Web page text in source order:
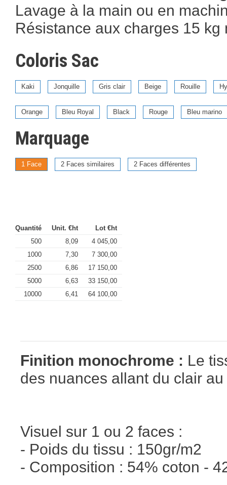
Lavage à la main ou en
Résistance aux charges 15 kg
Coloris Sac
Kaki Jonquille Gris clair Beige Rouille
Orange Bleu Royal Black Rouge Bleu marino
Marquage
1 Face 2 Faces similaires 2 Faces différentes
Quantité Unit. €ht
Lot €ht
500
8,09
4 045,00
1000
7,30
7 300,00
2500
6,86
17 150,00
5000
6,63
33 150,00
10000
6,41 64 100,00
Finition monochrome : Le
des nuances allant du clair
Visuel sur 1 ou 2 faces :
- Poids du tissu : 150gr/m2
- Composition : 54% coton -